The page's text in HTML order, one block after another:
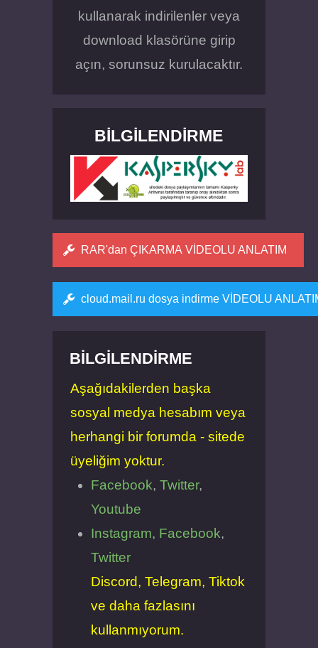
kullanarak indirilenler veya
download klasörüne girip
açın, sorunsuz kurulacaktır.
BILGILENDIRME
RAR'dan ÇIKARMA VİDEOLU ANLATIM
cloud.mail.ru dosya indirme VİDEOLU
BILGILENDIRME
Aşağıdakilerden başka
sosyal medya hesabım veya
herhangi bir forumda - sitede
üyeliğim yoktur.
Facebook, Twitter,
Youtube
Instagram, Facebook,
Twitter
Discord, Telegram, Tiktok
ve daha fazlasını
kullanmıyorum.